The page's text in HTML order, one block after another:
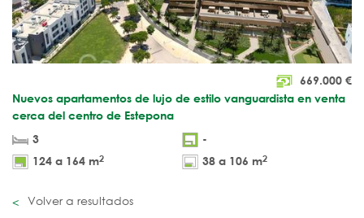
669.000 €
Nuevos apartamentos de lujo de estilo vanguardista en venta
cerca del centro de Estepona
3
-
124 a 164 m2 38 a 106 m2
Volver a resultados